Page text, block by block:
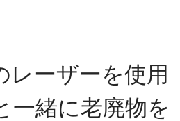
レーザーを使用
一緒に老廃物を